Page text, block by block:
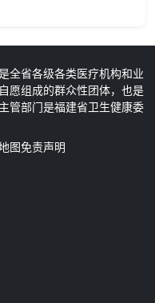
全省各级各类医疗机构和业
愿组成的群众性团体，也是
管部门是福建省卫生健康委
图免责声明